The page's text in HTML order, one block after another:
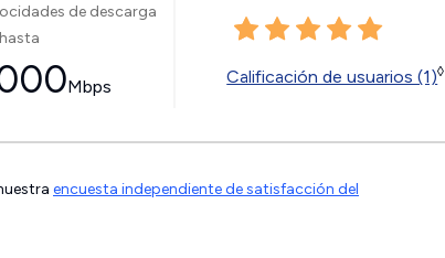
de descarga
Mbps Calificación de usuarios (1)◊
encuesta independiente de satisfacción del